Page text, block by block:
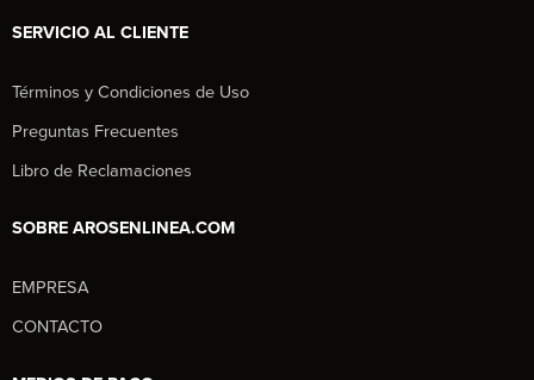
SERVICIO AL CLIENTE
Términos y Condiciones de Uso
Preguntas Frecuentes
Libro de Reclamaciones
SOBRE AROSENLINEA.COM
EMPRESA
CONTACTO